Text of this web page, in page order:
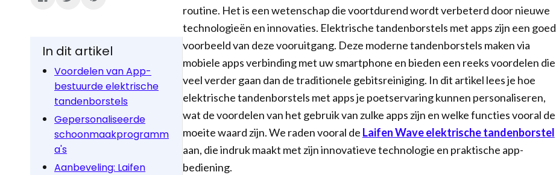
In dit artikel
Voordelen van App-
bestuurde elektrische
tandenborstels
Gepersonaliseerde
schoonmaakprogramm
a's
Aanbeveling: Laifen
routine. Het is een wetenschap die voortdurend wordt verbeterd door nieuwe
technologieën en innovaties. Elektrische tandenborstels met apps zijn een goed
voorbeeld van deze vooruitgang. Deze moderne tandenborstels maken via
mobiele apps verbinding met uw smartphone en bieden een reeks voordelen die
veel verder gaan dan de traditionele gebitsreiniging. In dit artikel lees je hoe
elektrische tandenborstels met apps je poetservaring kunnen personaliseren,
wat de voordelen van het gebruik van zulke apps zijn en welke functies vooral de
moeite waard zijn. We raden vooral de Laifen Wave elektrische tandenborstel
aan, die indruk maakt met zijn innovatieve technologie en praktische app-
bediening.